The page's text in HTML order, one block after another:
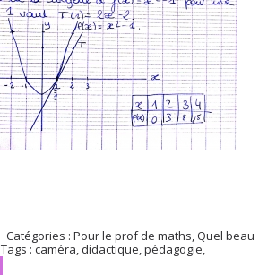
Catégories :Pour le prof de maths,Quel beau
Tags : caméra, didactique,pédagogie,